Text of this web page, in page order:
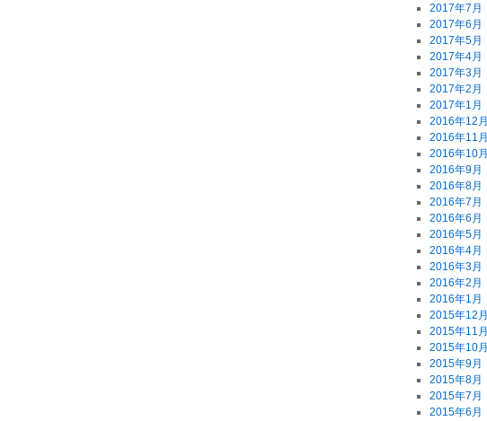
2017年7月
2017年6月
2017年5月
2017年4月
2017年3月
2017年2月
2017年1月
2016年12月
2016年11月
2016年10月
2016年9月
2016年8月
2016年7月
2016年6月
2016年5月
2016年4月
2016年3月
2016年2月
2016年1月
2015年12月
2015年11月
2015年10月
2015年9月
2015年8月
2015年7月
2015年6月